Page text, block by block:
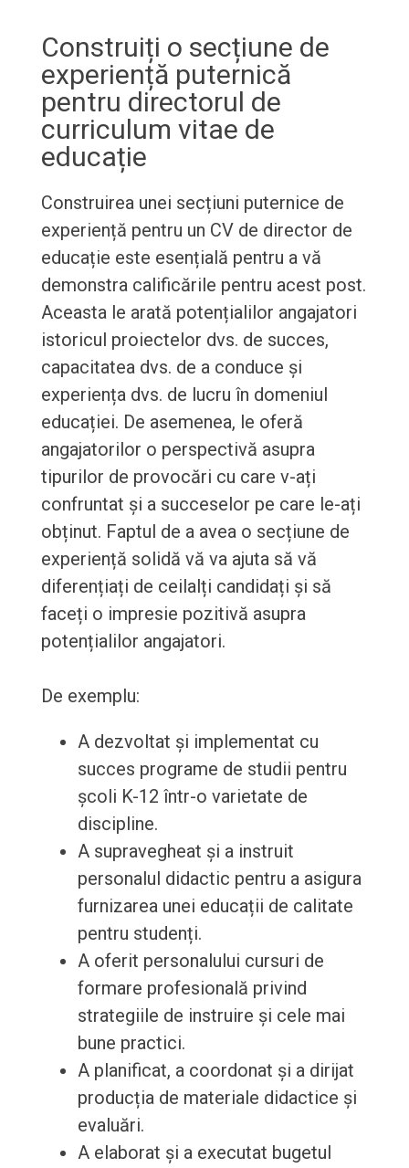
Construiți o secțiune de
experiență puternică
pentru directorul de
curriculum vitae de
educație
Construirea unei secțiuni puternice de
experiență pentru un CV de director de
educație este esențială pentru a vă
demonstra calificările pentru acest post.
Aceasta le arată potențialilor angajatori
istoricul proiectelor dvs. de succes,
capacitatea dvs. de a conduce și
experiența dvs. de lucru în domeniul
educației. De asemenea, le oferă
angajatorilor o perspectivă asupra
tipurilor de provocări cu care v-ați
confruntat și a succeselor pe care le-ați
obținut. Faptul de a avea o secțiune de
experiență solidă vă va ajuta să vă
diferențiați de ceilalți candidați și să
faceți o impresie pozitivă asupra
potențialilor angajatori.
De exemplu:
A dezvoltat și implementat cu
succes programe de studii pentru
școli K-12 într-o varietate de
discipline.
A supravegheat și a instruit
personalul didactic pentru a asigura
furnizarea unei educații de calitate
pentru studenți.
A oferit personalului cursuri de
formare profesională privind
strategiile de instruire și cele mai
bune practici.
A planificat, a coordonat și a dirijat
producția de materiale didactice și
evaluări.
A elaborat și a executat bugetul